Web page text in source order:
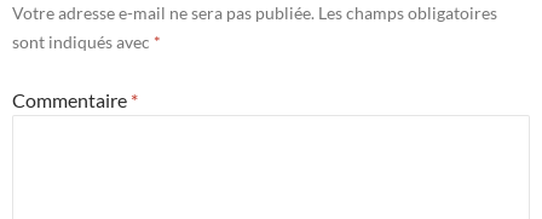
Votre adresse e-mail ne sera pas publiée. Les champs obligatoires
sont indiqués avec *
Commentaire *